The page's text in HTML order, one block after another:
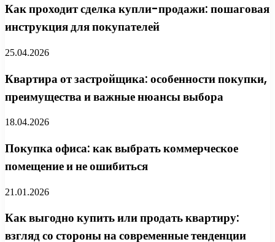
Как проходит сделка купли-продажи: пошаговая
инструкция для покупателей
25.04.2026
Квартира от застройщика: особенности покупки,
преимущества и важные нюансы выбора
18.04.2026
Покупка офиса: как выбрать коммерческое
помещение и не ошибиться
21.01.2026
Как выгодно купить или продать квартиру:
взгляд со стороны на современные тенденции